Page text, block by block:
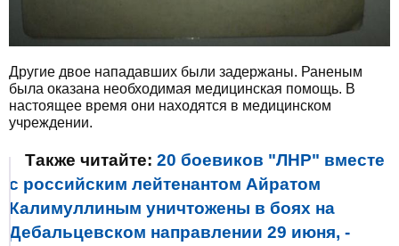
Другие двое нападавших были задержаны. Раненым
была оказана необходимая медицинская помощь. В
настоящее время они находятся в медицинском
учреждении.
Также читайте: 20 боевиков "ЛНР" вместе
с российским лейтенантом Айратом
Калимуллиным уничтожены в боях на
Дебальцевском направлении 29 июня, -